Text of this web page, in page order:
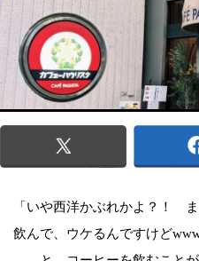
「いや西洋かぶれかよ？！
飲んで、ウケるんですけど